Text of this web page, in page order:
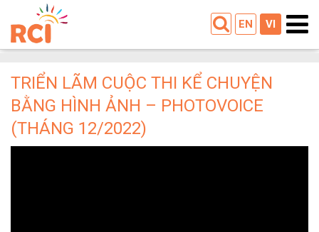
EN VI
TRIỂN LÃM CUỘC THI KỂ CHUYỆN
BẰNG HÌNH ẢNH – PHOTOVOICE
(THÁNG 12/2022)